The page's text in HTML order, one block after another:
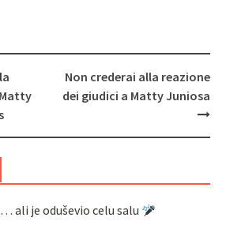
Non crederai alla reazione
dei giudici a Matty Juniosa
ali je oduševio celu salu